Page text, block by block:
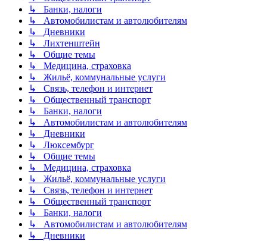
↳ Банки, налоги
↳ Автомобилистам и автолюбителям
↳ Дневники
↳ Лихтенштейн
↳ Общие темы
↳ Медицина, страховка
↳ Жильё, коммунальные услуги
↳ Связь, телефон и интернет
↳ Общественный транспорт
↳ Банки, налоги
↳ Автомобилистам и автолюбителям
↳ Дневники
↳ Люксембург
↳ Общие темы
↳ Медицина, страховка
↳ Жильё, коммунальные услуги
↳ Связь, телефон и интернет
↳ Общественный транспорт
↳ Банки, налоги
↳ Автомобилистам и автолюбителям
↳ Дневники